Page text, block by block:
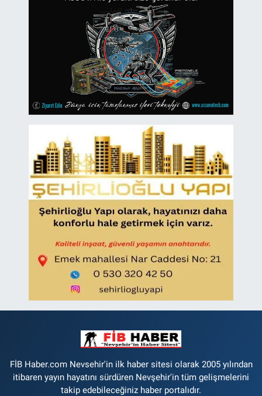
FİB Haber.com Nevsehir'in ilk haber sitesi olarak 2005 yılından
itibaren yayın hayatını sürdüren Nevşehir'in tüm gelişmelerini
takip edebileceğiniz haber portalıdır.